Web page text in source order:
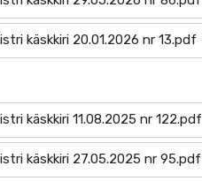
käskkiri 20.01.2026 nr 13.pdf
käskkiri 11.08.2025 nr 122.pdf
käskkiri 27.05.2025 nr 95.pdf